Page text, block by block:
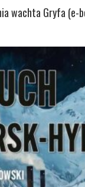
wachta Gryfa (e-